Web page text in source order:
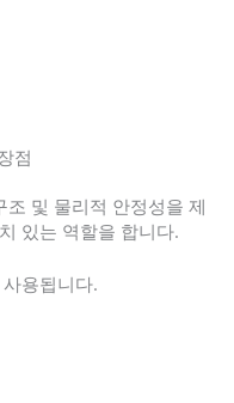
점
및 물리적 안정성을 제
있는 역할을 합니다.
용됩니다.